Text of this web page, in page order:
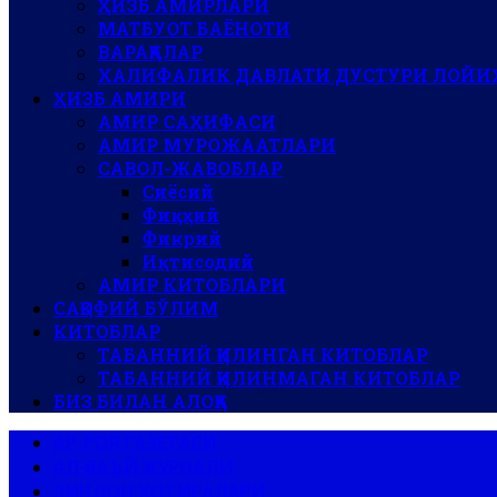
МАТБУОТ БАЁНОТИ
ВАРАҚАЛАР
ХАЛИФАЛИК ДАВЛАТИ ДУСТУРИ
ҲИЗБ АМИРИ
АМИР САҲИФАСИ
АМИР МУРОЖААТЛАРИ
САВОЛ-ЖАВОБЛАР
Сиёсий
Фиқҳий
Фикрий
Иқтисодий
АМИР КИТОБЛАРИ
САҚОФИЙ БЎЛИМ
КИТОБЛАР
ТАБАННИЙ ҚИЛИНГАН КИТОБЛАР
ТАБАННИЙ ҚИЛИНМАГАН КИТОБЛАР
БИЗ БИЛАН АЛОҚА